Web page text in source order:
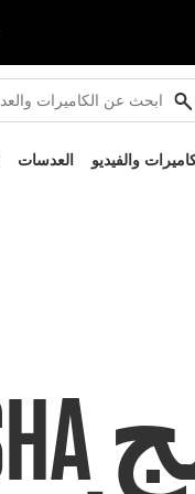
والفيديو العدسات